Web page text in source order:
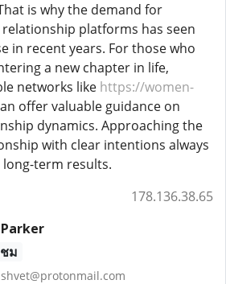
is why the demand for
platforms has seen
in recent years. For those who
a new chapter in life,
networks like https://women-
offer valuable guidance on
dynamics. Approaching the
with clear intentions always
term results.
178.136.38.65
ม